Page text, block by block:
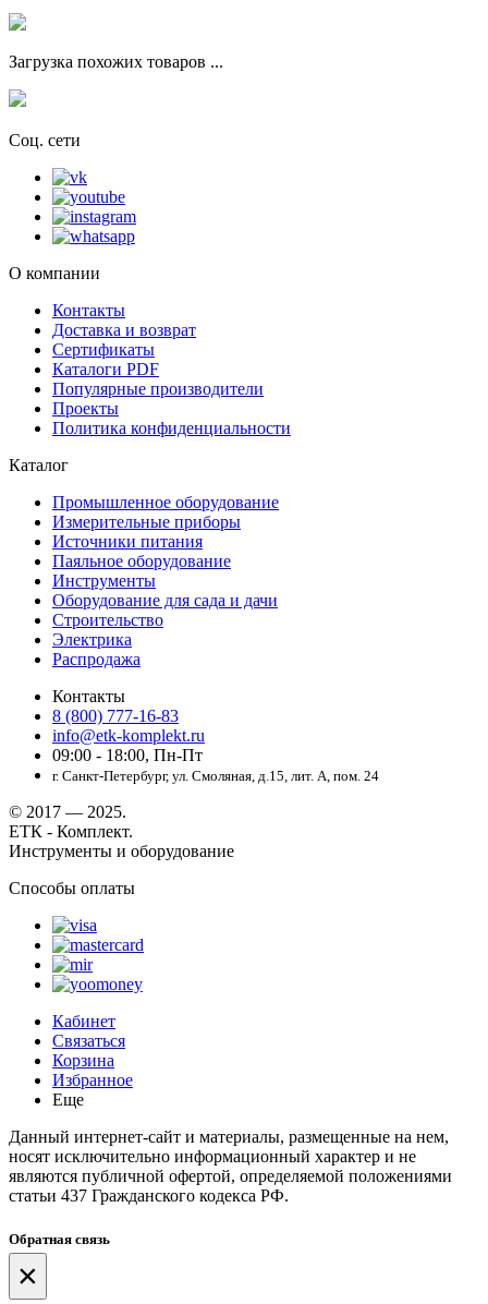
Загрузка похожих товаров ...
Соц. сети
О компании
Контакты
Доставка и возврат
Сертификаты
Каталоги PDF
Популярные производители
Проекты
Политика конфиденциальности
Каталог
Промышленное оборудование
Измерительные приборы
Источники питания
Паяльное оборудование
Инструменты
Оборудование для сада и дачи
Строительство
Электрика
Распродажа
Контакты
8 (800) 777-16-83
info@etk-komplekt.ru
09:00 - 18:00, Пн-Пт
г. Санкт-Петербург, ул. Смоляная, д.15, лит. А, пом. 24
© 2017 — 2025.
ЕТК - Комплект.
Инструменты и оборудование
Способы оплаты
Кабинет
Связаться
Корзина
Избранное
Еще
Данный интернет-сайт и материалы, размещенные на нем,
носят исключительно информационный характер и не
являются публичной офертой, определяемой положениями
статьи 437 Гражданского кодекса РФ.
Обратная связь
×